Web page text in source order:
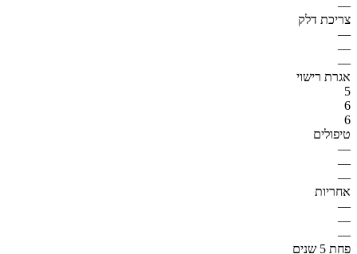
—
צריכת דלק
—
—
—
אגרת רישוי
5
6
6
טיפולים
—
—
—
אחריות
—
—
—
פחת 5 שנים